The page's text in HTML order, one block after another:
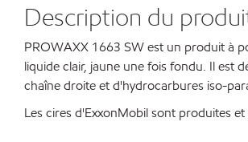
Description du
PROWAXX 1663 SW est un produit à
liquide clair, jaune une fois fondu. Il est
chaîne droite et d'hydrocarbures iso-
Les cires d'ExxonMobil sont produites